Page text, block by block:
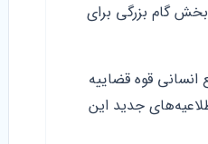
گام بزرگی برای
انسانی قوه قضاییه
جدید این